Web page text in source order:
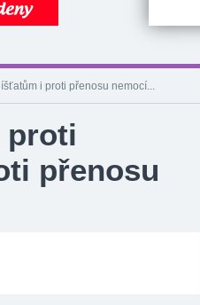
i proti přenosu nemocí...
proti
přenosu